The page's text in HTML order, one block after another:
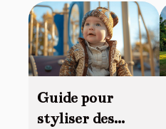
Guide pour
styliser des